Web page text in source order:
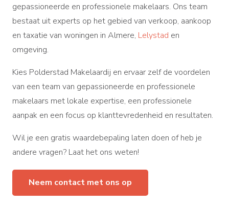
gepassioneerde en professionele makelaars. Ons team
bestaat uit experts op het gebied van verkoop, aankoop
en taxatie van woningen in Almere, Lelystad en
omgeving.
Kies Polderstad Makelaardij en ervaar zelf de voordelen
van een team van gepassioneerde en professionele
makelaars met lokale expertise, een professionele
aanpak en een focus op klanttevredenheid en resultaten.
Wil je een gratis waardebepaling laten doen of heb je
andere vragen? Laat het ons weten!
Neem contact met ons op